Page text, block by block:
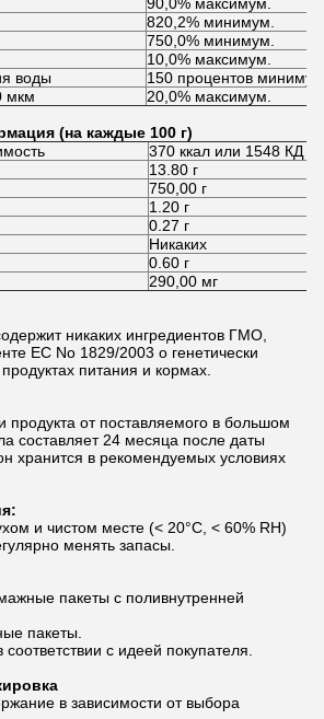
820,2% минимум.
750,0% минимум.
10,0% максимум.
воды
150 процентов
мкм
20,0% максимум.
(на каждые 100 г)
370 ккал или 1548 КД
13.80 г
750,00 г
1.20 г
0.27 г
Никаких
0.60 г
290,00 мг
никаких ингредиентов ГМО,
ЕС No 1829/2003 о генетически
питания и кормах.
продукта от поставляемого в большом
составляет 24 месяца после даты
хранится в рекомендуемых условиях
и чистом месте (< 20°C, < 60% RH)
менять запасы.
пакеты с поливнутренней
пакеты.
с идеей покупателя.
в зависимости от выбора